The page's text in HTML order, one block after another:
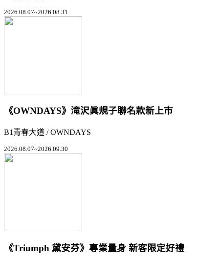
2026.08.07~2026.08.31
《OWNDAYS》滝沢眞規子聯名款新上市
B1青春大道 / OWNDAYS
2026.08.07~2026.09.30
《Triumph 黛安芬》專業量身 新客限定好禮